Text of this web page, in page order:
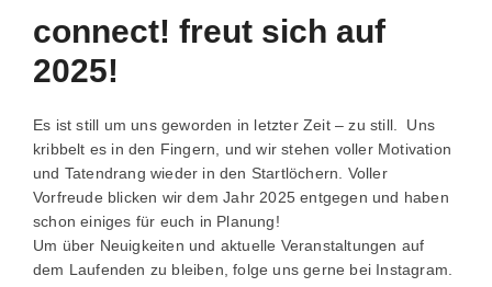
connect! freut sich auf
2025!
Es ist still um uns geworden in letzter Zeit – zu still. Uns
kribbelt es in den Fingern, und wir stehen voller Motivation
und Tatendrang wieder in den Startlöchern. Voller
Vorfreude blicken wir dem Jahr 2025 entgegen und haben
schon einiges für euch in Planung!
Um über Neuigkeiten und aktuelle Veranstaltungen auf
dem Laufenden zu bleiben, folge uns gerne bei Instagram.